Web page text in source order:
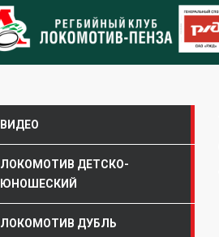
ВИДЕО
ЛОКОМОТИВ ДЕТСКО-
ЮНОШЕСКИЙ
ЛОКОМОТИВ ДУБЛЬ